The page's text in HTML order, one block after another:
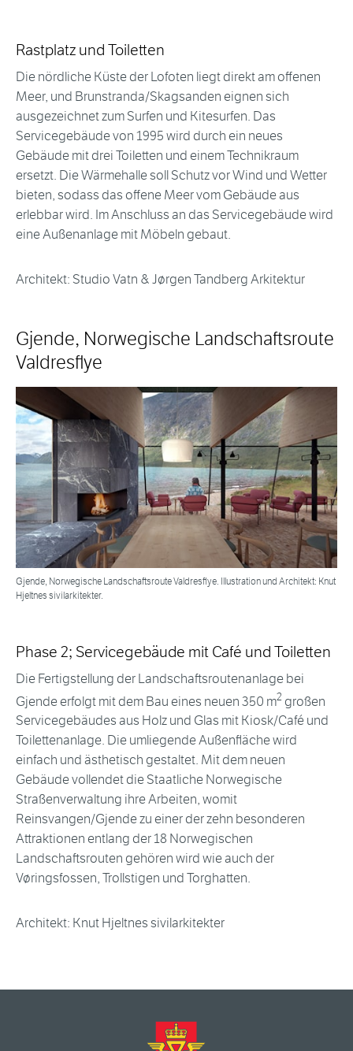
Rastplatz und Toiletten
Die nördliche Küste der Lofoten liegt direkt am offenen
Meer, und Brunstranda/Skagsanden eignen sich
ausgezeichnet zum Surfen und Kitesurfen. Das
Servicegebäude von 1995 wird durch ein neues
Gebäude mit drei Toiletten und einem Technikraum
ersetzt. Die Wärmehalle soll Schutz vor Wind und Wetter
bieten, sodass das offene Meer vom Gebäude aus
erlebbar wird. Im Anschluss an das Servicegebäude wird
eine Außenanlage mit Möbeln gebaut.
Architekt: Studio Vatn & Jørgen Tandberg Arkitektur
Gjende, Norwegische Landschaftsroute
Valdresflye
Gjende, Norwegische Landschaftsroute Valdresflye. Illustration und Architekt: Knut
Hjeltnes sivilarkitekter.
Phase 2; Servicegebäude mit Café und Toiletten
Die Fertigstellung der Landschaftsroutenanlage bei
Gjende erfolgt mit dem Bau eines neuen 350 m2großen
Servicegebäudes aus Holz und Glas mit Kiosk/Café und
Toilettenanlage. Die umliegende Außenfläche wird
einfach und ästhetisch gestaltet. Mit dem neuen
Gebäude vollendet die Staatliche Norwegische
Straßenverwaltung ihre Arbeiten, womit
Reinsvangen/Gjende zu einer der zehn besonderen
Attraktionen entlang der 18 Norwegischen
Landschaftsrouten gehören wird wie auch der
Vøringsfossen, Trollstigen und Torghatten.
Architekt: Knut Hjeltnes sivilarkitekter